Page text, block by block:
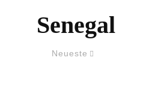
Senegal
Neueste